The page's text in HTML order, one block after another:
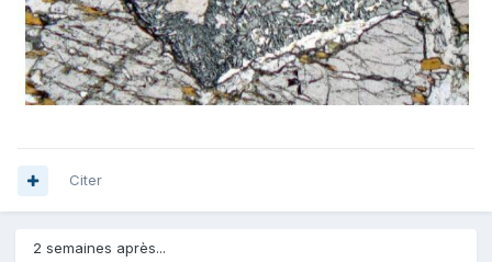
Citer
2 semaines après...